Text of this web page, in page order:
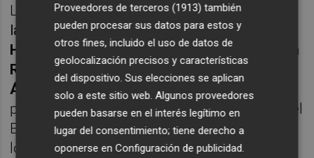
Los mencionados Diaby y Affengruber
lateral Álvaro Núñez; el mediocentro
Hernández; los extremosSantiago y
Elbasan
Rashani; y los delanterosAgustín
Álvarez
y Sory Kabahan sido finalmente los
protagonistas de las altas concretadas por el
Elche en unos meses de julio y de agosto en
los que se ha rascado el bolsillo (con
Proveedores de terceros (1913) también
pueden procesar sus datos para estos y
otros fines, incluido el uso de datos de
geolocalización precisos y características
del dispositivo. Sus elecciones se aplican
solo a este sitio web. Algunos proveedores
pueden basarse en el interés legítimo en
lugar del consentimiento; tiene derecho a
oponerse enConfiguración de publicidad